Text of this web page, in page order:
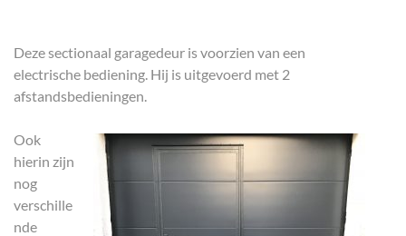
Deze sectionaal garagedeur is voorzien van een
electrische bediening. Hij is uitgevoerd met 2
afstandsbedieningen.
Ook
hierin zijn
nog
verschille
nde